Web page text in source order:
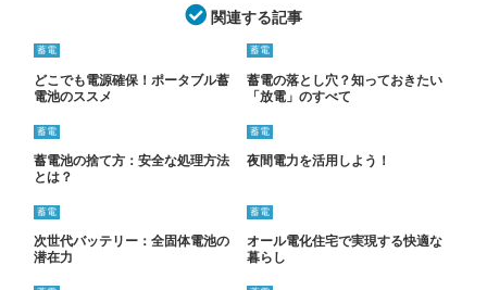
関連する記事
蓄電
どこでも電源確保！ポータブル蓄
電池のススメ
蓄電
蓄電の落とし穴？知っておきたい
「放電」のすべて
蓄電
蓄電池の捨て方：安全な処理方法
とは？
蓄電
夜間電力を活用しよう！
蓄電
次世代バッテリー：全固体電池の
潜在力
蓄電
オール電化住宅で実現する快適な
暮らし